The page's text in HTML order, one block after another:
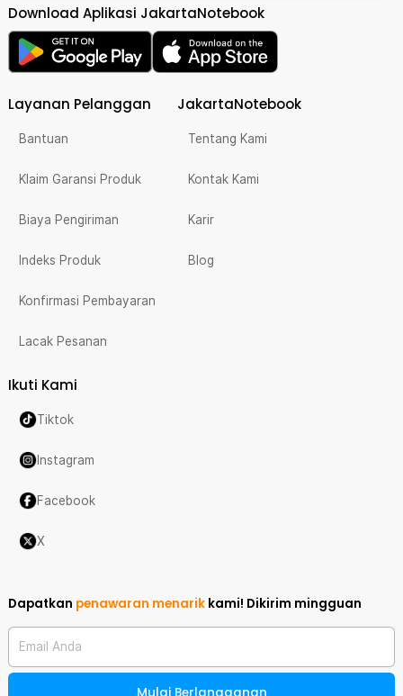
Download Aplikasi JakartaNotebook
Layanan Pelanggan
Bantuan
Klaim Garansi Produk
Biaya Pengiriman
Indeks Produk
Konfirmasi Pembayaran
Lacak Pesanan
JakartaNotebook
Tentang Kami
Kontak Kami
Karir
Blog
Ikuti Kami
Tiktok
Instagram
Facebook
X
Dapatkan penawaran menarik kami! Dikirim mingguan
Email Anda
Mulai Berlangganan